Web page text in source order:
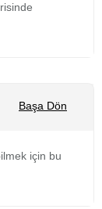
Başa Dön
için bu